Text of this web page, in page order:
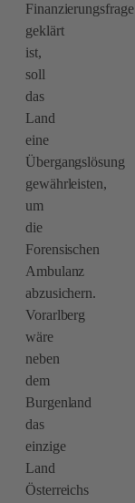
Finanzierungsfrage
geklärt
ist,
soll
das
Land
eine
Übergangslösung
gewährleisten,
um
die
Forensischen
Ambulanz
abzusichern.
Vorarlberg
wäre
neben
dem
Burgenland
das
einzige
Land
Österreichs